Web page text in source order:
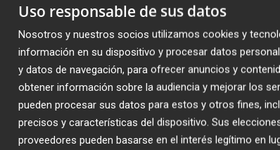
Uso responsable de sus datos
Nosotros y nuestros socios utilizamos cookies y
información en su dispositivo y procesar datos
y datos de navegación, para ofrecer anuncios y
obtener información sobre la audiencia y mejorar los
pueden procesar sus datos para estos y otros fines,
precisos y características del dispositivo. Sus
proveedores pueden basarse en el interés legítimo en